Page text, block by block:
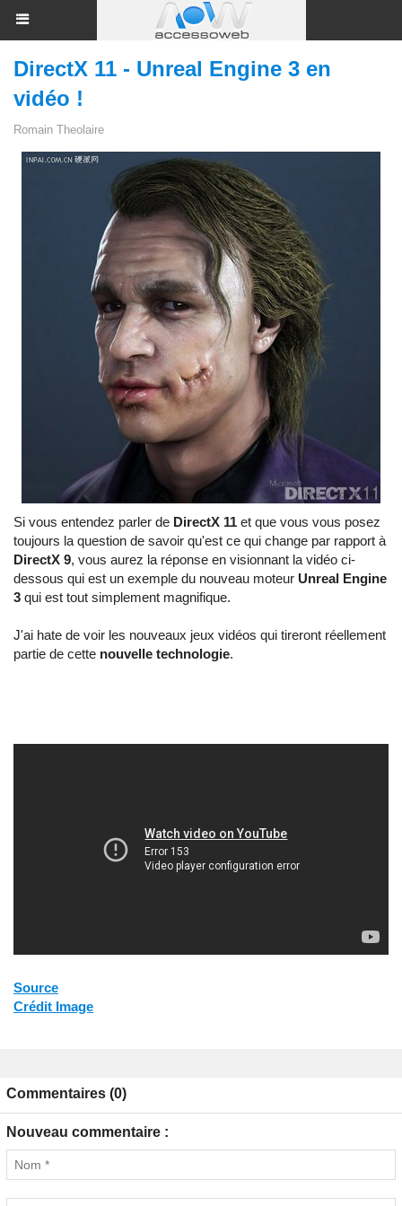
DirectX 11 - Unreal Engine 3 en
vidéo !
Romain Theolaire
Si vous entendez parler de DirectX 11 et que vous vous posez
toujours la question de savoir qu'est ce qui change par rapport à
DirectX 9, vous aurez la réponse en visionnant la vidéo ci-
dessous qui est un exemple du nouveau moteur Unreal Engine
3 qui est tout simplement magnifique.
J'ai hate de voir les nouveaux jeux vidéos qui tireront réellement
partie de cette nouvelle technologie.
Source
Crédit Image
Commentaires (0)
Nouveau commentaire :